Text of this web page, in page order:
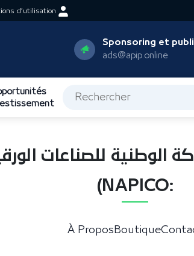
d’utilisation
Sponsoring et
ads@apip.online
(NAPICO:
À Propos Boutique